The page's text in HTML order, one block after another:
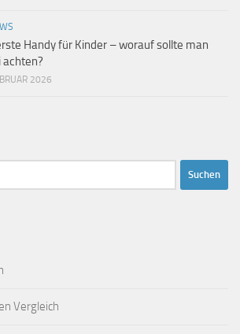
Handy für Kinder – worauf sollte man
achten?
2026
Vergleich